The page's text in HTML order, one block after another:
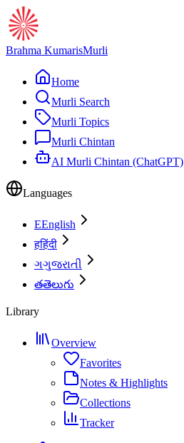
Brahma KumarisMurli
Home
Murli Search
Murli Topics
Murli Chintan
AI Murli Chintan (ChatGPT)
Languages
EEnglish
हहिंदी
ગગુજરાતી
తతెలుగు
Library
Overview
Favorites
Notes & Highlights
Collections
Tracker